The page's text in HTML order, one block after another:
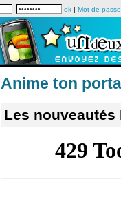
ok | Mot de
Anime ton
Les nouveautés